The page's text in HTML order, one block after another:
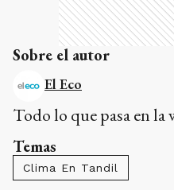
Sobre el autor
El Eco
Todo lo que pasa en la
Temas
Clima En Tandil